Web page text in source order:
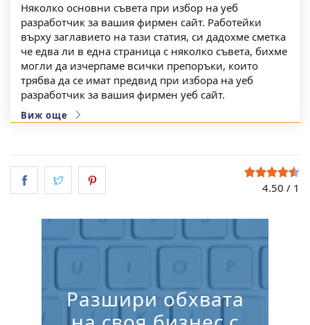
Няколко основни съвета при избор на уеб
разработчик за вашия фирмен сайт. Работейки
върху заглавието на тази статия, си дадохме сметка
че едва ли в една страница с няколко съвета, бихме
могли да изчерпаме всички препоръки, които
трябва да се имат предвид при избора на уеб
разработчик за вашия фирмен уеб сайт.
Виж още
4.50 / 1
Разшири обхвата